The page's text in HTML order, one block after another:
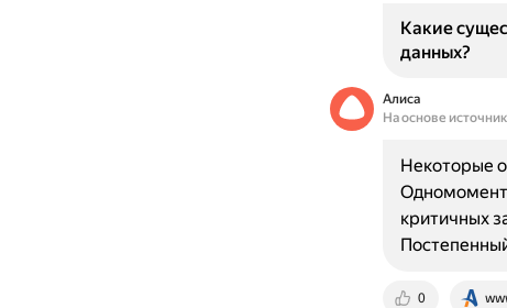
Какие
данных?
Алиса
На основе
0
Некоторые
критичных